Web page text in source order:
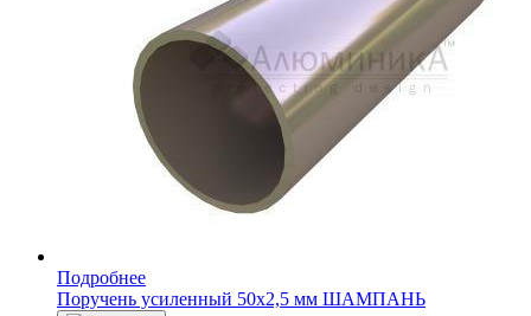
Подробнее
Поручень усиленный 50х2,5 мм ШАМПАНЬ